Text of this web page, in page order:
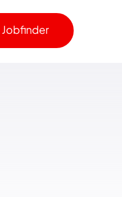
Jobfinder